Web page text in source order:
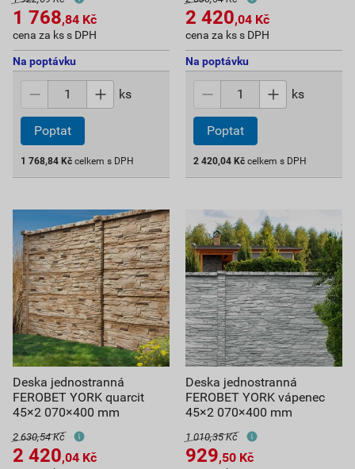
1 768,84 Kč
cena za ks s DPH
Na poptávku
ks
Poptat
1 768,84 Kč celkem s DPH
2 420,04 Kč
cena za ks s DPH
Na poptávku
ks
Poptat
2 420,04 Kč celkem s DPH
Deska jednostranná
FEROBET YORK quarcit
45×2 070×400 mm
2 630,54 Kč
2 420,04 Kč
Deska jednostranná
FEROBET YORK vápenec
45×2 070×400 mm
1 010,35 Kč
929,50 Kč